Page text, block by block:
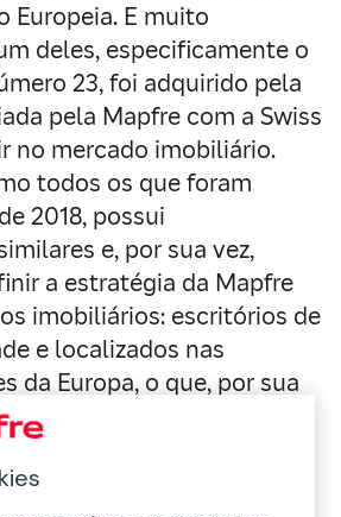
Europeia. E muito
deles, especificamente o
23, foi adquirido pela
pela Mapfre com a Swiss
no mercado imobiliário.
todos os que foram
2018, possui
e, por sua vez,
a estratégia da Mapfre
imobiliários: escritórios de
e localizados nas
da Europa, o que, por sua
eles têm inquilinos
resumo, eles têm uma
e são investimentos